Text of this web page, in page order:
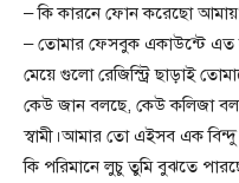
– কি কারনে ফোন করেছো
– তোমার ফেসবুক একাউন্টে এত
মেয়ে গুলো রেজিস্ট্রি ছাড়াই
কেউ জান বলছে, কেউ কলিজা
স্বামী।আমার তো এইসব এক বিন্দু
কি পরিমানে লুচু তুমি বুঝতে